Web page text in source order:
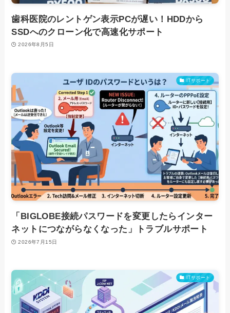
歯科医院のレントゲン表示PCが遅い！HDDから
SSDへのクローン化で高速化サポート
2026年8月5日
ITサポート
「BIGLOBE接続パスワードを変更したらインター
ネットにつながらなくなった」トラブルサポート
2026年7月15日
ITサポート